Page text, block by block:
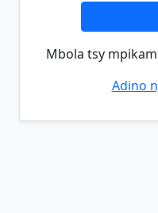
Mbola tsy
Adino